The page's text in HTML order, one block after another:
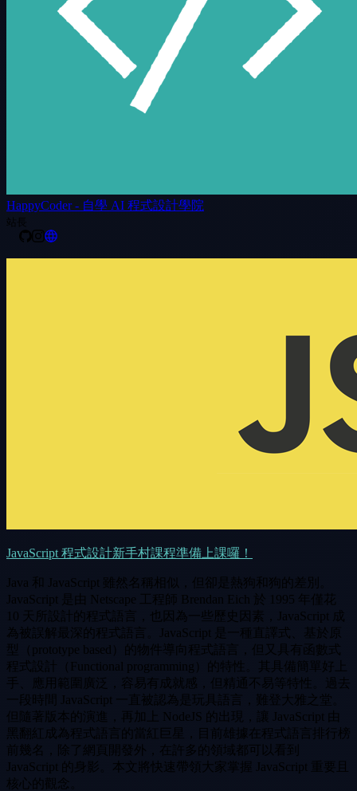
HappyCoder - 自學 AI 程式設計學院
站長
JavaScript 程式設計新手村課程準備上課囉！
Java 和 JavaScript 雖然名稱相似，但卻是熱狗和狗的差別。
JavaScript 是由 Netscape 工程師 Brendan Eich 於 1995 年僅花
10 天所設計的程式語言，也因為一些歷史因素，JavaScript 成
為被誤解最深的程式語言。JavaScript 是一種直譯式、基於原
型（prototype based）的物件導向程式語言，但又具有函數式
程式設計（Functional programming）的特性。其具備簡單好上
手、應用範圍廣泛，容易有成就感，但精通不易等特性。過去
一段時間 JavaScript 一直被認為是玩具語言，難登大雅之堂。
但隨著版本的演進，再加上 NodeJS 的出現，讓 JavaScript 由
黑翻紅成為程式語言的當紅巨星，目前雄據在程式語言排行榜
前幾名，除了網頁開發外，在許多的領域都可以看到
JavaScript 的身影。本文將快速帶領大家掌握 JavaScript 重要且
核心的觀念。